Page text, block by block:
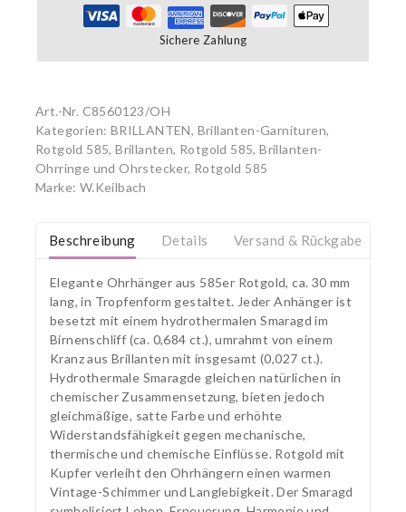
Sichere Zahlung
Art.-Nr. C8560123/OH
Kategorien: BRILLANTEN, Brillanten-Garnituren,
Rotgold 585,Brillanten, Rotgold 585,Brillanten-
Ohrringe und Ohrstecker, Rotgold 585
Marke: W.Keilbach
Beschreibung Details Versand & Rückgabe
Elegante Ohrhänger aus 585er Rotgold, ca. 30 mm
lang, in Tropfenform gestaltet. Jeder Anhänger ist
besetzt mit einem hydrothermalen Smaragd im
Birnenschliff (ca. 0,684 ct.), umrahmt von einem
Kranz aus Brillanten mit insgesamt (0,027 ct.).
Hydrothermale Smaragde gleichen natürlichen in
chemischer Zusammensetzung, bieten jedoch
gleichmäßige, satte Farbe und erhöhte
Widerstandsfähigkeit gegen mechanische,
thermische und chemische Einflüsse. Rotgold mit
Kupfer verleiht den Ohrhängern einen warmen
Vintage-Schimmer und Langlebigkeit. Der Smaragd